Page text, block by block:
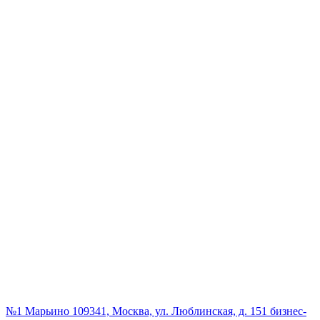
№1 Марьино 109341, Москва, ул. Люблинская, д. 151 бизнес-